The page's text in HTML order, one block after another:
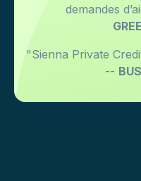
demandes
"Sienna Private
--